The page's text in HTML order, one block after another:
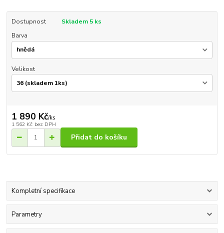
Dostupnost
Skladem 5 ks
Barva
Velikost
1 890 Kč/ks
1 562 Kč bez DPH
Přidat do košíku
Kompletní specifikace
Parametry